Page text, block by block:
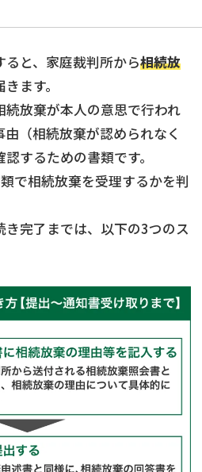
と、家庭裁判所から相続放
ます。
放棄が本人の意思で行われ
（相続放棄が認められなく
するための書類です。
で相続放棄を受理するかを判
完了までは、以下の3つのス